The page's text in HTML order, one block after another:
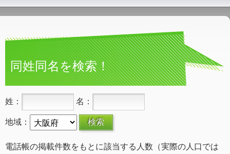
同姓同名を検索！
姓： 名：
地域：
電話帳の掲載件数をもとに該当する人数（実際の人口では